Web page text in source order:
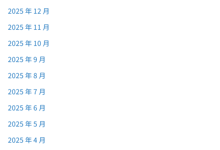
2025 年 12 月
2025 年 11 月
2025 年 10 月
2025 年 9 月
2025 年 8 月
2025 年 7 月
2025 年 6 月
2025 年 5 月
2025 年 4 月